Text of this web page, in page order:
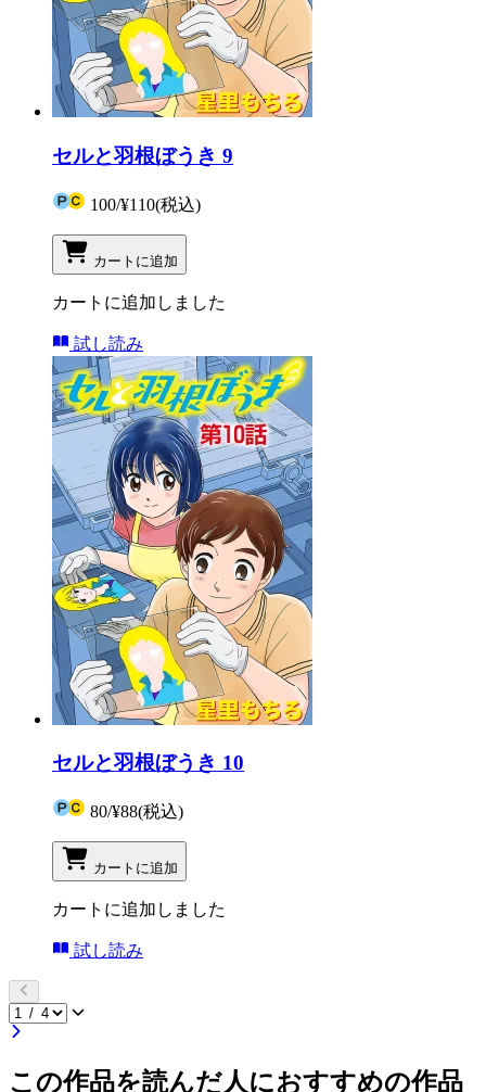
セルと羽根ぼうき 9
100/¥110(税込)
カートに追加
カートに追加しました
試し読み
セルと羽根ぼうき 10
80/¥88(税込)
カートに追加
カートに追加しました
試し読み
この作品を読んだ人におすすめの作品